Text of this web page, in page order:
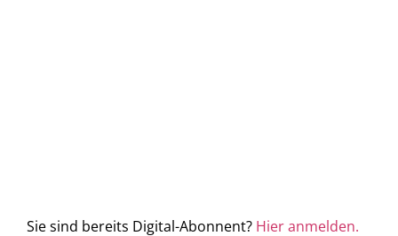
Sie sind bereits Digital-Abonnent? Hier anmelden.